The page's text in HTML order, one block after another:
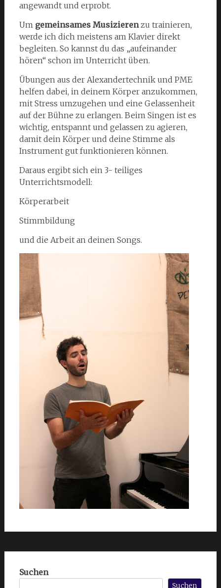
angewandt und erprobt.
Um gemeinsames Musizierenzu trainieren,
werde ich dich meistens am Klavier direkt
begleiten. So kannst du das „aufeinander
hören“ schon im Unterricht üben.
Übungen aus der Alexandertechnik und PME
helfen dabei, in deinem Körper anzukommen,
mit Stress umzugehen und eine Gelassenheit
auf der Bühne zu erlangen. Beim Singen ist es
wichtig, entspannt und gelassen zu agieren,
damit dein Körper und deine Stimme als
Instrument gut funktionieren können.
Daraus ergibt sich ein 3- teiliges
Unterrichtsmodell:
Körperarbeit
Stimmbildung
und die Arbeit an deinen Songs.
Suchen
Suchen